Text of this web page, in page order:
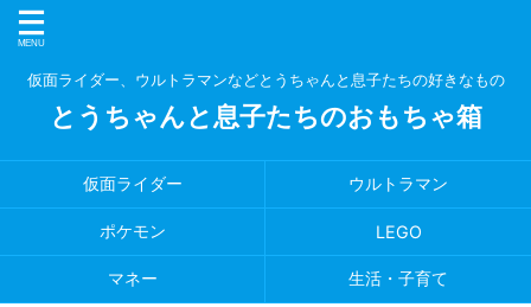
仮面ライダー、ウルトラマンなどとうちゃんと息子たちの好きなもの
とうちゃんと息子たちのおもちゃ箱
仮面ライダー ウルトラマン
ポケモン LEGO
マネー 生活・子育て